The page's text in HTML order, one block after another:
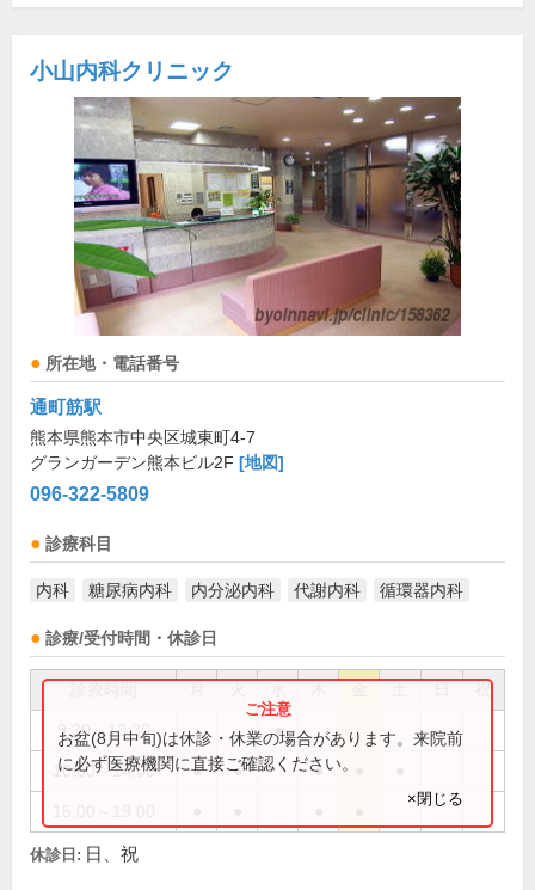
小山内科クリニック
所在地・電話番号
通町筋駅
熊本県熊本市中央区城東町4-7
グランガーデン熊本ビル2F [地図]
096-322-5809
診療科目
内科 糖尿病内科 内分泌内科 代謝内科 循環器内科
診療/受付時間・休診日
祝
9:30～13:30 ●
10:00～14:00 ● ● ●
お盆(8月中旬)は休診・休業の場合があります。来院前
に必ず医療機関に直接ご確認ください。
×閉じる
休診日: 日、祝